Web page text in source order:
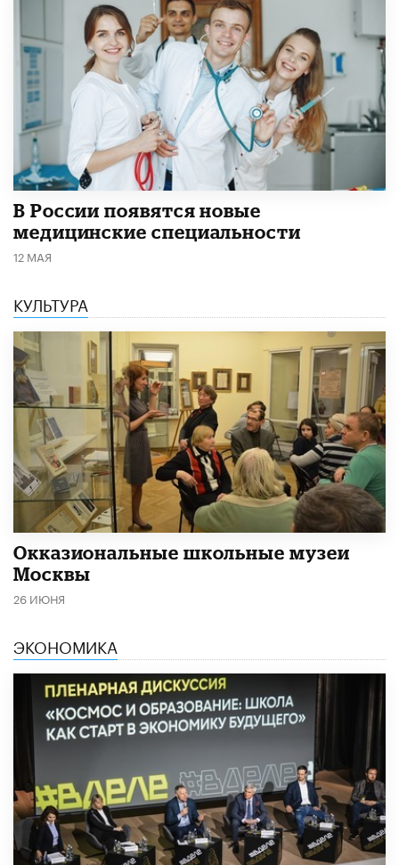
В России появятся новые
медицинские специальности
12 МАЯ
КУЛЬТУРА
​Окказиональные школьные музеи
Москвы
26 ИЮНЯ
ЭКОНОМИКА